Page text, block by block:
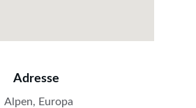
Adresse
Alpen, Europa